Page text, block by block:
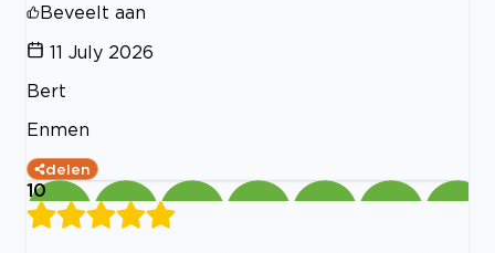
Beveelt aan
11 July 2026
Bert
Enmen
delen
10